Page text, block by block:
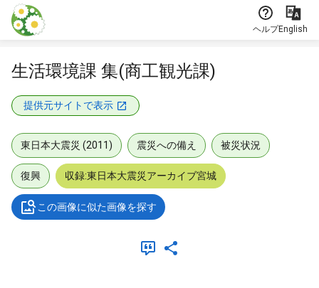
本文に飛ぶ
ヘルプEnglish
生活環境課 集(商工観光課)
提供元サイトで表示
東日本大震災 (2011) 震災への備え 被災状況
復興 収録:東日本大震災アーカイブ宮城
この画像に似た画像を探す